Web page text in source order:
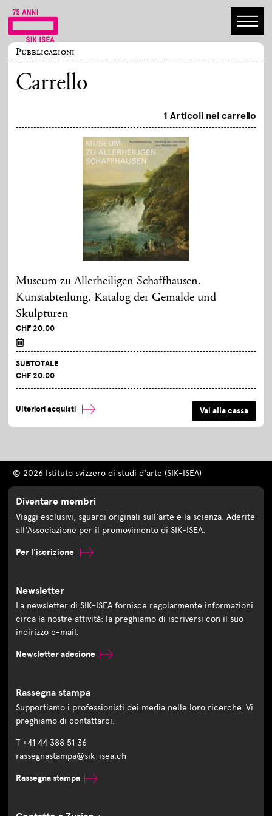
Pubblicazioni
Carrello
1 Articoli nel carrello
Museum zu Allerheiligen Schaffhausen.
Kunstabteilung. Katalog der Gemälde und
Skulpturen
CHF 20.00
SUBTOTALE
CHF 20.00
Ulteriori acquisti
© 2026 Istituto svizzero di studi d'arte (SIK-ISEA)
Diventare membri
Viaggi esclusivi, sguardi originali sull'arte e la scienza. Aderite
all'Associazione per il promovimento di SIK-ISEA.
Per l'iscrizione
Newsletter
La newsletter di SIK-ISEA fornisce regolarmente informazioni
circa la nostre attività: la preghiamo di iscriversi con il suo
indirizzo e-mail.
Newsletter adesione
Rassegna stampa
Supportiamo i professionisti dei media nelle loro ricerche. Vi
preghiamo di contattarci.
T +41 44 388 51 36
rassegnastampa@sik-isea.ch
Rassegna stampa